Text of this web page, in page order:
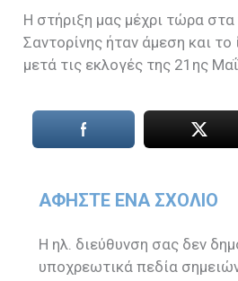
Η στήριξη μας μέχρι τώρα
Σαντορίνης ήταν άμεση και το
μετά τις εκλογές της 21ης
ΑΦΉΣΤΕ ΈΝΑ ΣΧΌΛΙΟ
Η ηλ. διεύθυνση σας δεν
υποχρεωτικά πεδία